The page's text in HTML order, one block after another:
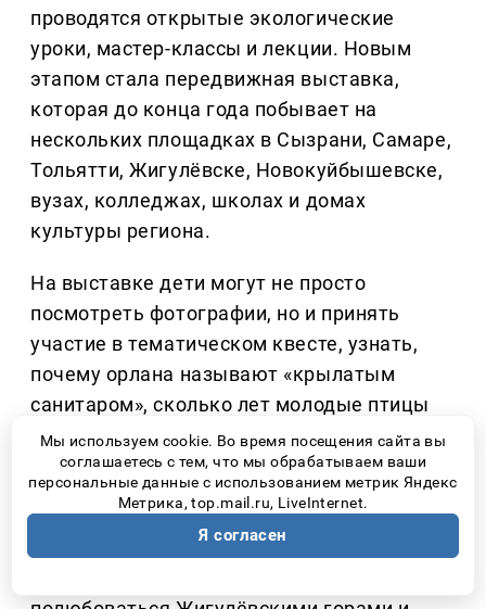
проводятся открытые экологические
уроки, мастер-классы и лекции. Новым
этапом стала передвижная выставка,
которая до конца года побывает на
нескольких площадках в Сызрани, Самаре,
Тольятти, Жигулёвске, Новокуйбышевске,
вузах, колледжах, школах и домах
культуры региона.
На выставке дети могут не просто
посмотреть фотографии, но и принять
участие в тематическом квесте, узнать,
почему орлана называют «крылатым
санитаром», сколько лет молодые птицы
могут оставаться рядом с родителями и
почему именно человек представляет для
этого вида наибольшую опасность.
Самарская Лука ежегодно принимает
Мы используем cookie. Во время посещения сайта вы
соглашаетесь с тем, что мы обрабатываем ваши
персональные данные с использованием метрик Яндекс
Метрика, top.mail.ru, LiveInternet.
Я согласен